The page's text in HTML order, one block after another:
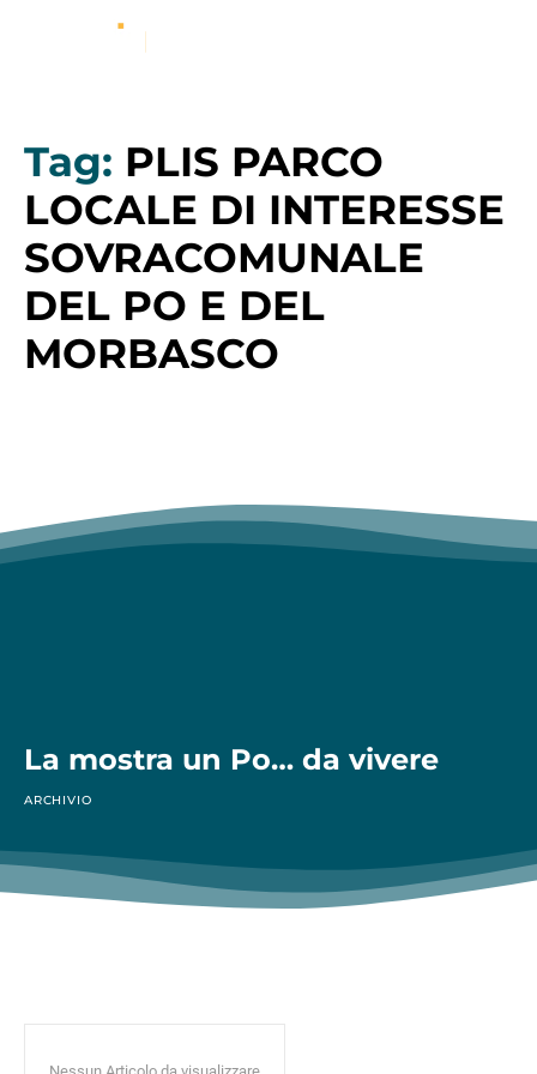
Tag: PLIS PARCO
LOCALE DI INTERESSE
SOVRACOMUNALE
DEL PO E DEL
MORBASCO
La mostra un Po… da vivere
ARCHIVIO